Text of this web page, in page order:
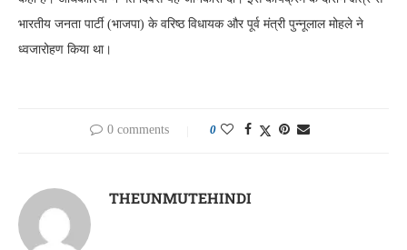
भारतीय जनता पार्टी (भाजपा) के वरिष्ठ विधायक और पूर्व मंत्री पुन्नूलाल मोहले ने
ध्वजारोहण किया था।
0 comments 0
THEUNMUTEHINDI